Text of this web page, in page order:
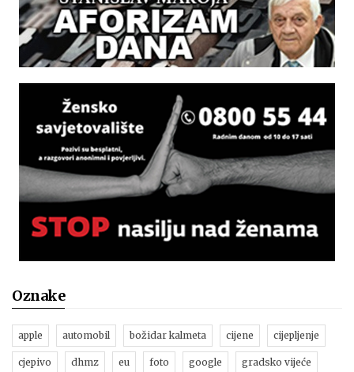
Oznake
apple automobil božidar kalmeta cijene cijepljenje
cjepivo dhmz eu foto google gradsko vijeće